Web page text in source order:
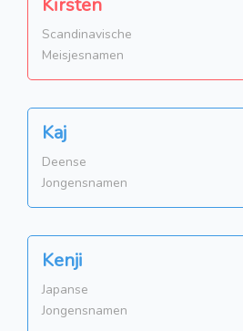
Kirsten
Scandinavische
Meisjesnamen
Kaj
Deense
Jongensnamen
Kenji
Japanse
Jongensnamen